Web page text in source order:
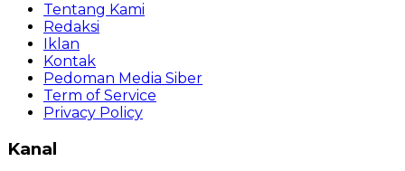
Tentang Kami
Redaksi
Iklan
Kontak
Pedoman Media Siber
Term of Service
Privacy Policy
Kanal